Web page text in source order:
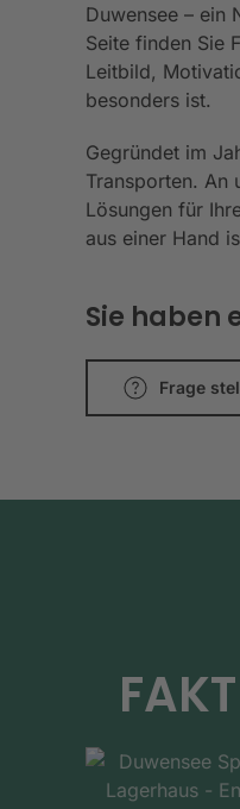
Duwensee – ein
Seite finden Sie
Leitbild,
besonders ist.
Gegründet im
Transporten. An
Lösungen für
aus einer Hand
Sie haben
Frage